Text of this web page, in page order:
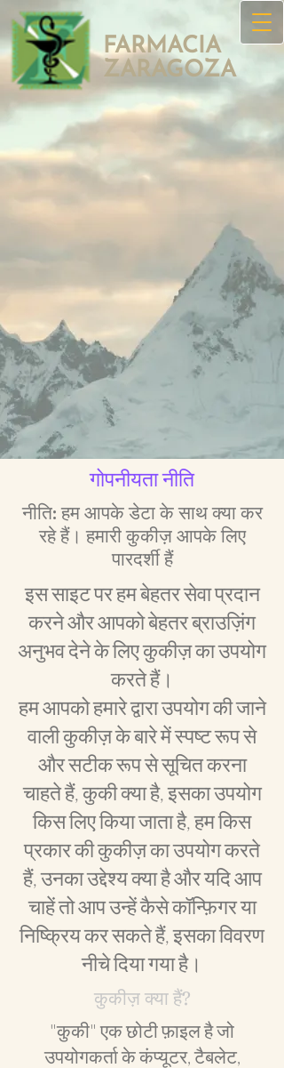
FARMACIA
ZAR​AGOZA
गोपनीयता नीति
नीति: हम आपके डेटा के साथ क्या कर
रहे हैं। हमारी कुकीज़ आपके लिए
पारदर्शी हैं
इस साइट पर हम बेहतर सेवा प्रदान
करने और आपको बेहतर ब्राउज़िंग
अनुभव देने के लिए कुकीज़ का उपयोग
करते हैं।
हम आपको हमारे द्वारा उपयोग की जाने
वाली कुकीज़ के बारे में स्पष्ट रूप से
और सटीक रूप से सूचित करना
चाहते हैं, कुकी क्या है, इसका उपयोग
किस लिए किया जाता है, हम किस
प्रकार की कुकीज़ का उपयोग करते
हैं, उनका उद्देश्य क्या है और यदि आप
चाहें तो आप उन्हें कैसे कॉन्फ़िगर या
निष्क्रिय कर सकते हैं, इसका विवरण
नीचे दिया गया है।
कुकीज़ क्या हैं?
"कुकी" एक छोटी फ़ाइल है जो
उपयोगकर्ता के कंप्यूटर, टैबलेट,